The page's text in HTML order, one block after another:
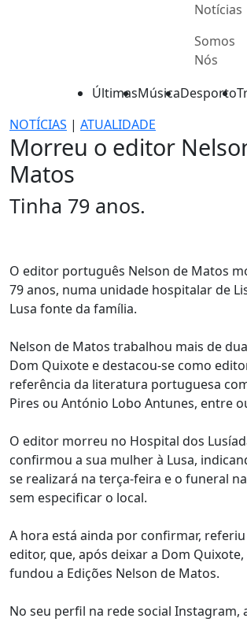
Notícias
Somos
Nós
ÚltimasMúsicaDesporto
NOTÍCIAS | ATUALIDADE
Morreu o editor
Matos
Tinha 79 anos.
O editor português Nelson de Matos
79 anos, numa unidade hospitalar de
Lusa fonte da família.
Nelson de Matos trabalhou mais de
Dom Quixote e destacou-se como
referência da literatura portuguesa
Pires ou António Lobo Antunes, entre
O editor morreu no Hospital dos
confirmou a sua mulher à Lusa,
se realizará na terça-feira e o funeral
sem especificar o local.
A hora está ainda por confirmar,
editor, que, após deixar a Dom Quixote,
fundou a Edições Nelson de Matos.
No seu perfil na rede social Instagram,